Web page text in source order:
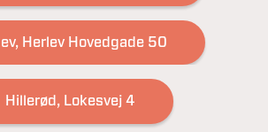
Herlev Hovedgade 50
Hillerød, Lokesvej 4